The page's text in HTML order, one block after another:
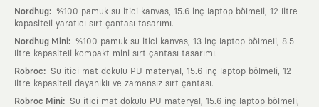
Nordhug:
%100 pamuk su itici kanvas, 15.6 inç laptop bölmeli, 12 litre
kapasiteli yaratıcı sırt çantası tasarımı.
Nordhug Mini:
%100 pamuk su itici kanvas, 13 inç laptop bölmeli, 8.5
litre kapasiteli kompakt mini sırt çantası tasarımı.
Robroc: Su itici mat dokulu PU materyal, 15.6 inç laptop bölmeli, 12
litre kapasiteli dayanıklı ve zamansız sırt çantası.
Robroc Mini: Su itici mat dokulu PU materyal, 15.6 inç laptop bölmeli,